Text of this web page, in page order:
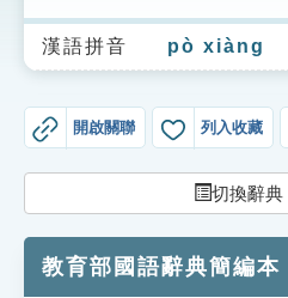
生字詞彙表
成語故事
索引選單
單字索引
漢語拼音 pò xiàng
開啟關聯 列入收藏
切換辭典
教育部國語辭典簡編本